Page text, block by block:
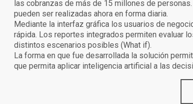
las cobranzas de más de 15 millones de
pueden ser realizadas ahora en forma diaria.
Mediante la interfaz gráfica los usuarios de
rápida. Los reportes integrados permiten evaluar
distintos escenarios posibles (What if).
La forma en que fue desarrollada la solución
que permita aplicar inteligencia artificial a las